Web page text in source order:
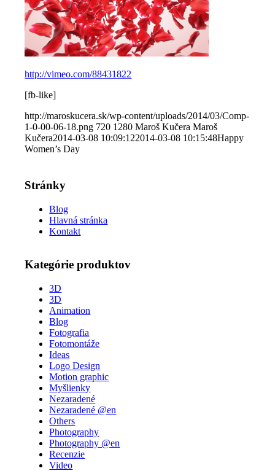
http://vimeo.com/88431822
[fb-like]
http://maroskucera.sk/wp-content/uploads/2014/03/Comp-
1-0-00-06-18.png 720 1280 Maroš Kučera Maroš
Kučera2014-03-08 10:09:122014-03-08 10:15:48Happy
Women’s Day
Stránky
Blog
Hlavná stránka
Kontakt
Kategórie produktov
3D
3D
Animation
Blog
Fotografia
Fotomontáže
Ideas
Logo Design
Motion graphic
Myšlienky
Nezaradené
Nezaradené @en
Others
Photography
Photography @en
Recenzie
Video